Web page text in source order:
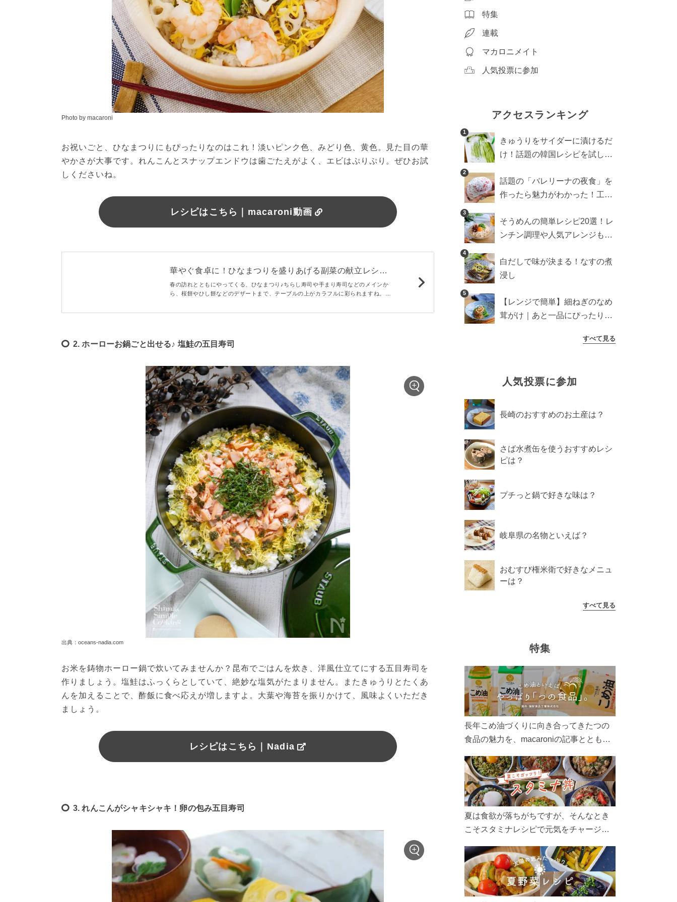
Photo by macaroni
お祝いごと、ひなまつりにもぴったりなのはこれ！淡いピンク色、みどり色、黄色。見た目の華
やかさが大事です。れんこんとスナップエンドウは歯ごたえがよく、エビはぷりぷり。ぜひお試
しくださいね。
レシピはこちら｜macaroni動画
華やぐ食卓に！ひなまつりを盛りあげる副菜の献立レシピ
♪
春の訪れとともにやってくる、ひなまつり♪ちらし寿司や手まり寿司などのメインか
ら、桜餅やひし餅などのデザートまで、テーブルの上がカラフルに彩られますね。そ
を追加して、ひなまつりをお祝いしましょう！
2. ホーローお鍋ごと出せる♪ 塩鮭の五目寿司
出典：oceans-nadia.com
お米を鋳物ホーロー鍋で炊いてみませんか？昆布でごはんを炊き、洋風仕立てにする五目寿司を
作りましょう。塩鮭はふっくらとしていて、絶妙な塩気がたまりません。またきゅうりとたくあ
んを加えることで、酢飯に食べ応えが増しますよ。大葉や海苔を振りかけて、風味よくいただき
ましょう。
レシピはこちら｜Nadia
3. れんこんがシャキシャキ！卵の包み五目寿司
特集
連載
マカロニメイト
人気投票に参加
アクセスランキング
1
きゅうりをサイダーに漬けるだ
け！話題の韓国レシピを試した
2
話題の「バレリーナの夜食」を
作ったら魅力がわかった！工程
3
そうめんの簡単レシピ20選！レ
ンチン調理や人気アレンジも紹
4
白だしで味が決まる！なすの煮
浸し
5
【レンジで簡単】細ねぎのなめ
茸がけ｜あと一品にぴったり副
すべて見る
人気投票に参加
長崎のおすすめのお土産は？
さば水煮缶を使うおすすめレシ
ピは？
プチっと鍋で好きな味は？
岐阜県の名物といえば？
おむすび権米衛で好きなメニュ
ーは？
すべて見る
特集
長年こめ油づくりに向き合ってきたつの
食品の魅力を、macaroniの記事とともに
ん、製造現場や品質へのこだわりまで。
こめ油をもっと好きになるコンテンツを
ぜひお楽しみください。
夏は食欲が落ちがちですが、そんなとき
こそスタミナレシピで元気をチャージ！
リ食べて、夏バテを吹き飛ばしましょ
う！